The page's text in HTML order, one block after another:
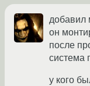
добавил
он
после
система
у кого